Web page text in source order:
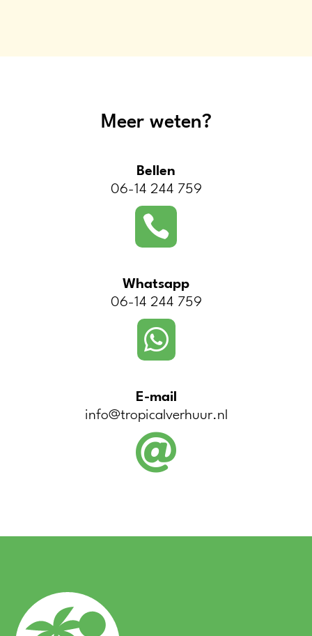
Meer weten?
Bellen
06-14 244 759

Whatsapp
06-14 244 759

E-mail
info@tropicalverhuur.nl
